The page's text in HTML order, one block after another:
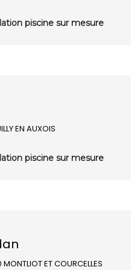
piscine sur mesure
EN AUXOIS
piscine sur mesure
ET COURCELLES